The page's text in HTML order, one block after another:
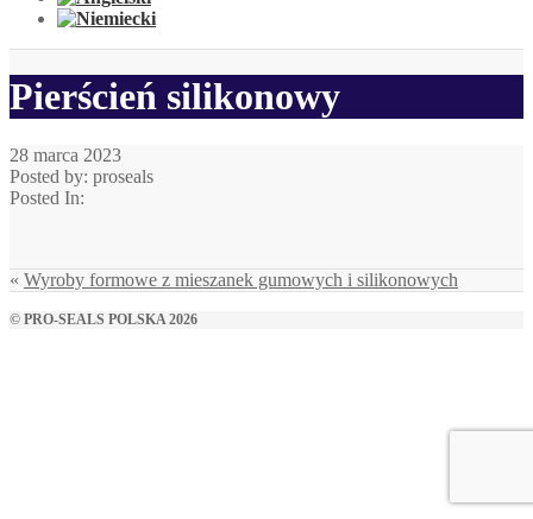
Pierścień silikonowy
28 marca 2023
Posted by: proseals
Posted In:
« Wyroby formowe z mieszanek gumowych i silikonowych
© PRO-SEALS POLSKA 2026